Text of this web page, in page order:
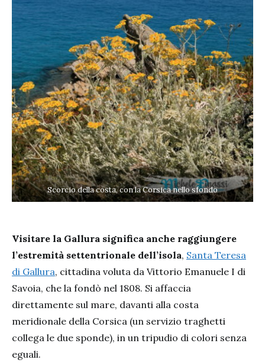
Scorcio della costa, con la Corsica nello sfondo
Visitare la Gallura significa anche raggiungere
l’estremità settentrionale dell’isola, Santa Teresa
di Gallura, cittadina voluta da Vittorio Emanuele I di
Savoia, che la fondò nel 1808. Si affaccia
direttamente sul mare, davanti alla costa
meridionale della Corsica (un servizio traghetti
collega le due sponde), in un tripudio di colori senza
eguali.